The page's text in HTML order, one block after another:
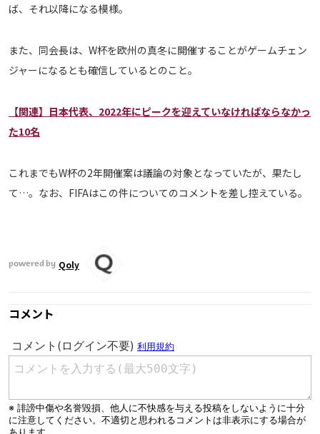
運営会社
お問い合わせ
ば、それ以降になる模様。
また、同会長は、W杯を欧州の真冬に開催することがゲームチェン
ジャーになるとも確信しているとのこと。
【関連】日本代表、2022年にピークを迎えていなければならなかっ
た10名
これまでもW杯の2年開催案は議論の対象となっていたが、果たし
て…。なお、FIFAはこの件についてのコメントを差し控えている。
powered by Qoly
コメント